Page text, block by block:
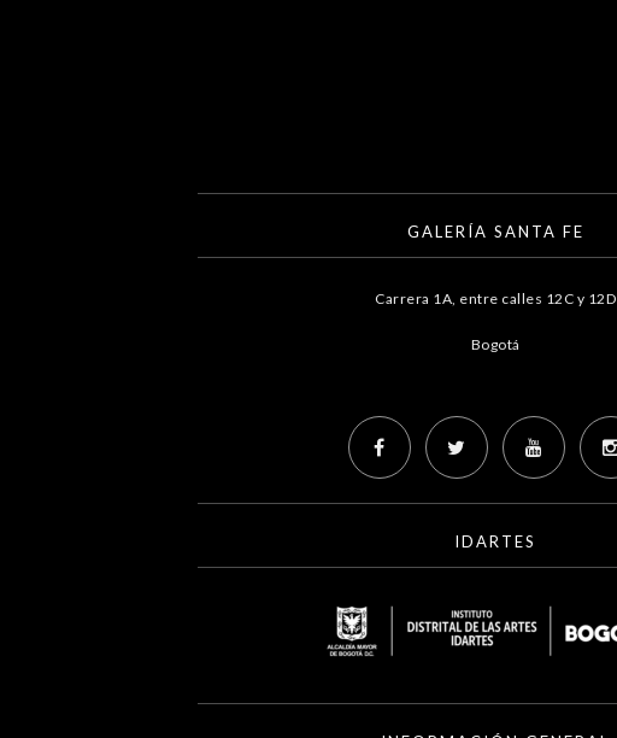
GALERÍA SANTA FE
Carrera 1A, entre calles 12C y 12D
Bogotá
IDARTES